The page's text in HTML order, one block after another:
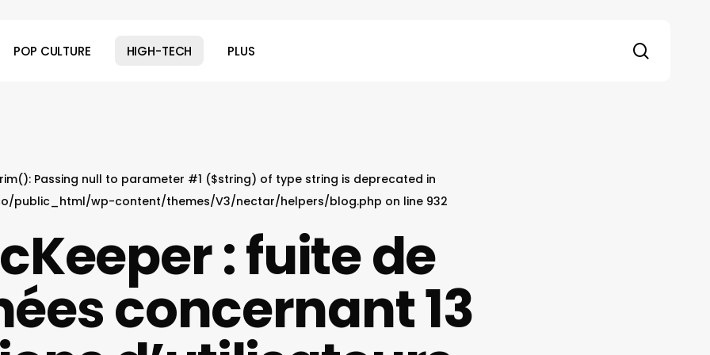
POP CULTURE HIGH-TECH PLUS
Passing null to parameter #1 ($string) of type string is deprecated in
public_html/wp-content/themes/V3/nectar/helpers/blog.php on line 932
: fuite de
concernant 13